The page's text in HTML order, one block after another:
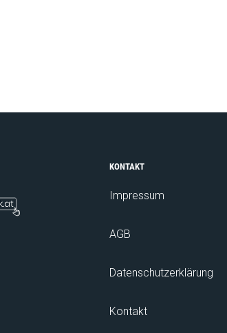
KONTAKT
Impressum
AGB
Datenschutzerklärung
Kontakt